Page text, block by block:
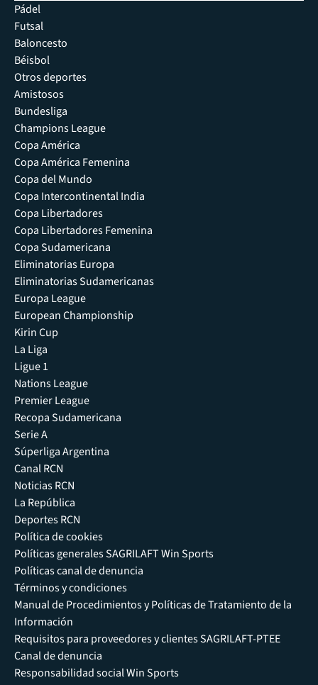
Pádel
Futsal
Baloncesto
Béisbol
Otros deportes
Amistosos
Bundesliga
Champions League
Copa América
Copa América Femenina
Copa del Mundo
Copa Intercontinental India
Copa Libertadores
Copa Libertadores Femenina
Copa Sudamericana
Eliminatorias Europa
Eliminatorias Sudamericanas
Europa League
European Championship
Kirin Cup
La Liga
Ligue 1
Nations League
Premier League
Recopa Sudamericana
Serie A
Súperliga Argentina
Canal RCN
Noticias RCN
La República
Deportes RCN
Política de cookies
Políticas generales SAGRILAFT Win Sports
Políticas canal de denuncia
Términos y condiciones
Manual de Procedimientos y Políticas de Tratamiento de la
Información
Requisitos para proveedores y clientes SAGRILAFT-PTEE
Canal de denuncia
Responsabilidad social Win Sports